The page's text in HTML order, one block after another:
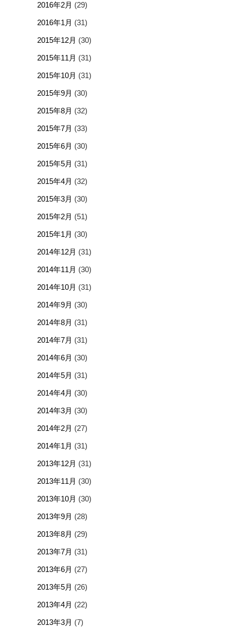
2016年2月 (29)
2016年1月 (31)
2015年12月 (30)
2015年11月 (31)
2015年10月 (31)
2015年9月 (30)
2015年8月 (32)
2015年7月 (33)
2015年6月 (30)
2015年5月 (31)
2015年4月 (32)
2015年3月 (30)
2015年2月 (51)
2015年1月 (30)
2014年12月 (31)
2014年11月 (30)
2014年10月 (31)
2014年9月 (30)
2014年8月 (31)
2014年7月 (31)
2014年6月 (30)
2014年5月 (31)
2014年4月 (30)
2014年3月 (30)
2014年2月 (27)
2014年1月 (31)
2013年12月 (31)
2013年11月 (30)
2013年10月 (30)
2013年9月 (28)
2013年8月 (29)
2013年7月 (31)
2013年6月 (27)
2013年5月 (26)
2013年4月 (22)
2013年3月 (7)